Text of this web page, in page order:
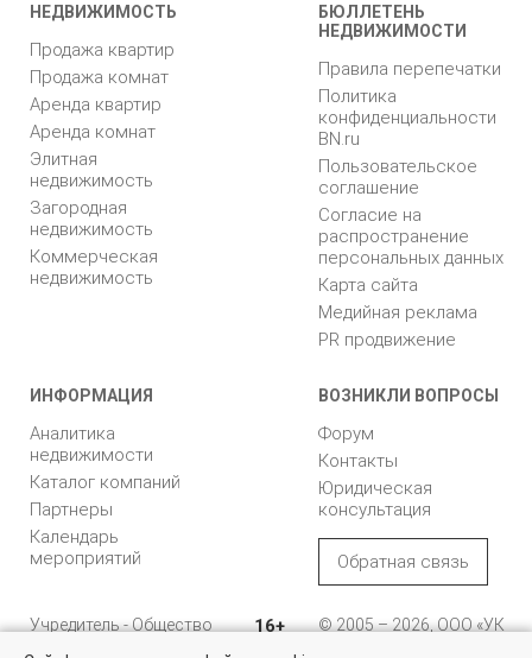
НЕДВИЖИМОСТЬ
Продажа квартир
Продажа комнат
Аренда квартир
Аренда комнат
Элитная
недвижимость
Загородная
недвижимость
Коммерческая
недвижимость
БЮЛЛЕТЕНЬ
НЕДВИЖИМОСТИ
Правила перепечатки
Политика
конфиденциальности
BN.ru
Пользовательское
соглашение
Согласие на
распространение
персональных данных
Карта сайта
Медийная реклама
PR продвижение
ИНФОРМАЦИЯ
Аналитика
недвижимости
Каталог компаний
Партнеры
Календарь
мероприятий
ВОЗНИКЛИ ВОПРОСЫ
Форум
Контакты
Юридическая
консультация
Обратная связь
Учредитель - Общество
16+
© 2005 – 2026, ООО «УК